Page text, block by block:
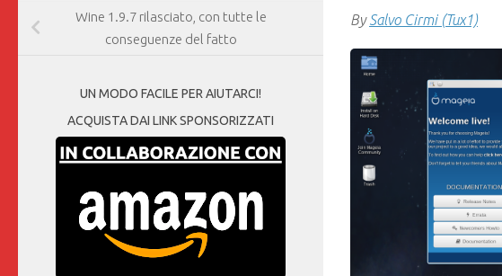
BySalvo Cirmi (Tux1)
Wine 1.9.7 rilasciato, con tutte le
conseguenze del fatto
UN MODO FACILE PER AIUTARCI!
ACQUISTA DAI LINK SPONSORIZZATI